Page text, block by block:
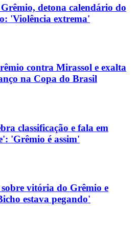
detona calendário do
'Violência extrema'
contra Mirassol e exalta
na Copa do Brasil
classificação e fala em
'Grêmio é assim'
vitória do Grêmio e
estava pegando'